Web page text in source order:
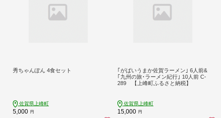
秀ちゃんぽん 4食セット
佐賀県上峰町
5,000 円
｢がばいうまか佐賀ラーメン｣ 6人前&
｢九州の旅･ラーメン紀行｣ 10人前 C-
289 【上峰町ふるさと納税】
佐賀県上峰町
15,000 円